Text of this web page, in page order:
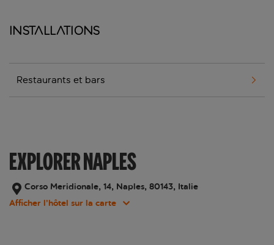
Installations
Restaurants et bars
EXPLORER NAPLES
Corso Meridionale, 14, Naples, 80143, Italie
Afficher l’hôtel sur la carte